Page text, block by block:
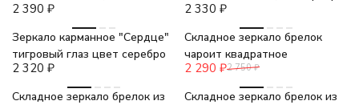
2 390 ₽ 2 330 ₽
Зеркало карманное "Сердце"
тигровый глаз цвет серебро
2 320 ₽
-17%
Складное зеркало брелок
чароит квадратное
2 290 ₽2 750 ₽
-17%
Складное зеркало брелок из
-17%
Складное зеркало брелок из